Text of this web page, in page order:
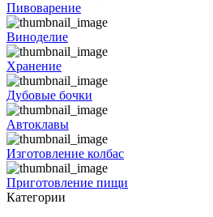
Пивоварение
Виноделие
Хранение
Дубовые бочки
Автоклавы
Изготовление колбас
Приготовление пищи
Категории